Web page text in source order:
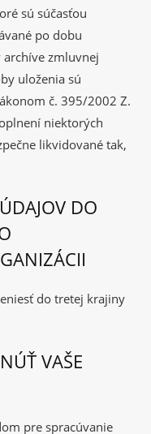
sú súčasťou
po dobu
zmluvnej
uloženia sú
č. 395/2002 Z.
niektorých
likvidované tak,
DO
do tretej krajiny
VAŠE
pre spracúvanie